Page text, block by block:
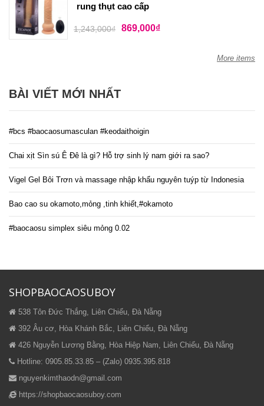
rung thụt cao cấp
1,243,000₫ 869,000₫
More items
BÀI VIẾT MỚI NHẤT
#bcs #baocaosumasculan #keodaithoigin
Chai xịt Sìn sú Ê Đê là gì? Hỗ trợ sinh lý nam giới ra sao?
Vigel Gel Bôi Trơn và massage nhập khẩu nguyên tuýp từ Indonesia
Bao cao su okamoto,mỏng ,tinh khiết,#okamoto
#baocaosu simplex siêu mỏng 0.02
SHOPBAOCAOSUBOY
538 Tôn Đức Thắng, Liên Chiểu, Đà Nẵng
392 Âu cơ, Hòa Khánh Bắc, Liên Chiểu, Đà Nẵng
426 Nguyễn Lương Bằng, Hòa Hiệp Nam, Liên Chiểu, Đà Nẵng
Hotline: 0905.85.33.85 – (Zalo) 0935.395.818
nguyenkimthaodn@gmail.com
https://shopbaocaosuboy.com